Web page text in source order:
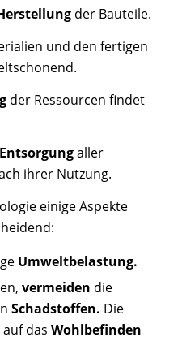
der Bauteile.
und den fertigen
der Ressourcen findet
Entsorgungaller
ihrer Nutzung.
einige Aspekte
Umweltbelastung.
vermeiden die
Schadstoffen. Die
das Wohlbefinden